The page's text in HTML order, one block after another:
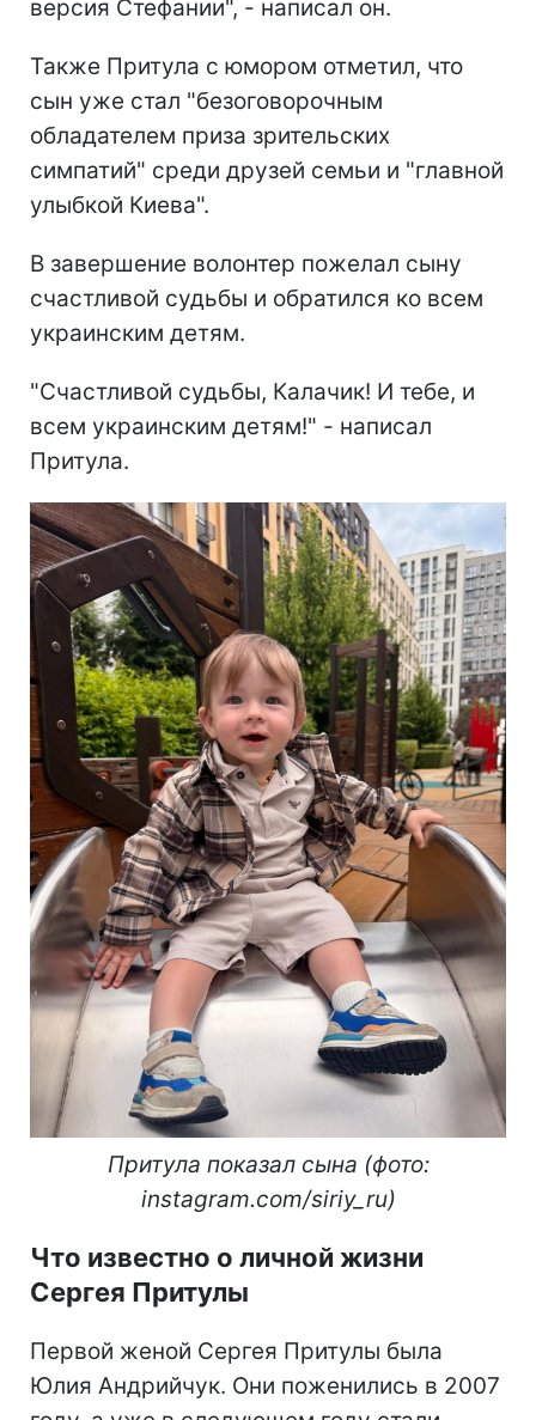
версия Стефании", - написал он.
Также Притула с юмором отметил, что
сын уже стал "безоговорочным
обладателем приза зрительских
симпатий" среди друзей семьи и "главной
улыбкой Киева".
В завершение волонтер пожелал сыну
счастливой судьбы и обратился ко всем
украинским детям.
"Счастливой судьбы, Калачик! И тебе, и
всем украинским детям!" - написал
Притула.
Притула показал сына (фото:
instagram.com/siriy_ru)
Что известно о личной жизни
Сергея Притулы
Первой женой Сергея Притулы была
Юлия Андрийчук. Они поженились в 2007